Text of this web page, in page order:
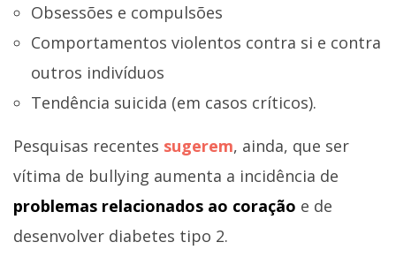
Obsessões e compulsões
Comportamentos violentos contra si e contra
outros indivíduos
Tendência suicida (em casos críticos).
Pesquisas recentes sugerem, ainda, que ser
vítima de bullying aumenta a incidência de
problemas relacionados ao coração e de
desenvolver diabetes tipo 2.